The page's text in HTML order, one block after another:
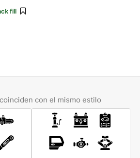
fill
con el mismo estilo